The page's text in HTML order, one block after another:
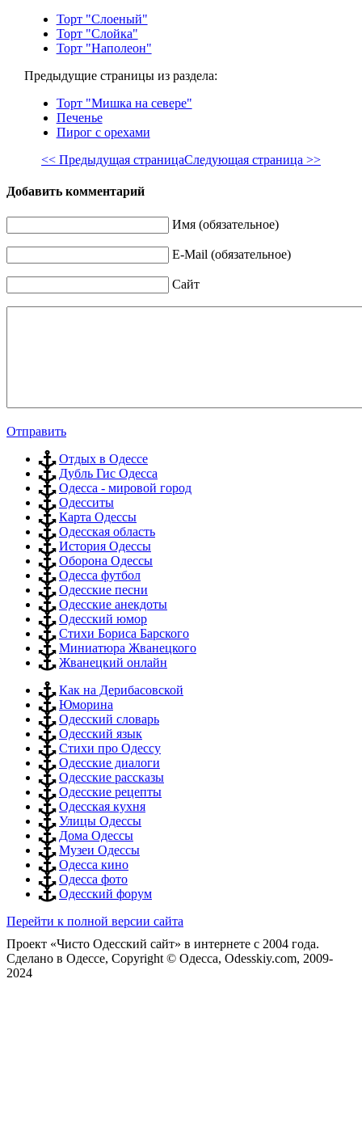
Торт "Слоеный"
Торт "Слойка"
Торт "Наполеон"
Предыдущие страницы из раздела:
Торт "Мишка на севере"
Печенье
Пирог с орехами
<< Предыдущая страницаСледующая страница >>
Добавить комментарий
Имя (обязательное)
E-Mail (обязательное)
Сайт
Отправить
Отдых в Одессе
Дубль Гис Одесса
Одесса - мировой город
Одесситы
Карта Одессы
Одесская область
История Одессы
Оборона Одессы
Одесса футбол
Одесские песни
Одесские анекдоты
Одесский юмор
Стихи Бориса Барского
Миниатюра Жванецкого
Жванецкий онлайн
Как на Дерибасовской
Юморина
Одесский словарь
Одесский язык
Стихи про Одессу
Одесские диалоги
Одесские рассказы
Одесские рецепты
Одесская кухня
Улицы Одессы
Дома Одессы
Музеи Одессы
Одесса кино
Одесса фото
Одесский форум
Перейти к полной версии сайта
Проект «Чисто Одесский сайт» в интернете с 2004 года.
Сделано в Одессе, Copyright © Одесса, Odesskiy.com, 2009-
2024